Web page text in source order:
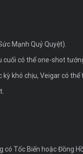
Mạnh Quỷ Quyệt).
cuối có thể one-shot
khó chịu, Veigar có
có Tốc Biến hoặc Đồng